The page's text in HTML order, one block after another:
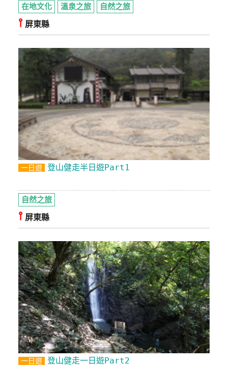
在地文化 溫泉之旅 自然之旅
⫯ 屏東縣
一日遊 登山健走半日遊Part1
自然之旅
⫯ 屏東縣
一日遊 登山健走一日遊Part2